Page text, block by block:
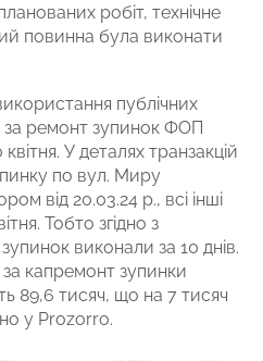
робіт, технічне
повинна була виконати
публічних
ремонт зупинок ФОП
У деталях транзакцій
по вул. Миру
від 20.03.24 р., всі інші
Тобто згідно з
виконали за 10 днів.
капремонт зупинки
89,6 тисяч, що на 7 тисяч
у Prozorro.